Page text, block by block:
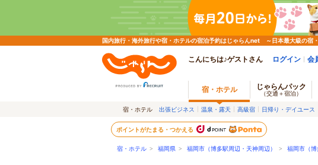
国内旅行・海外旅行や宿・ホテルの宿泊予約はじゃらんnet ～日本最大級の宿
こんにちは♪ゲストさん ログイン 会
宿・ホテル じゃらんパック
（交通＋宿泊）
宿・ホテル 出張ビジネス 温泉・露天 高級宿 日帰り・デイユース
ポイントがたまる・つかえる
宿・ホテル > 福岡県 > 福岡市（博多駅周辺・天神周辺） > 福岡市（博